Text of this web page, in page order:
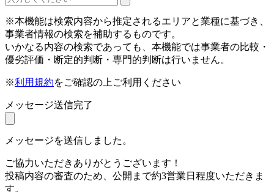
※本機能は検索内容から推定されるエリアと業種に基づき、
事業者情報の検索を補助するものです。
いかなる内容の検索であっても、本機能では事業者の比較・
優劣評価・断定的判断・専門的判断は行いません。
※利用規約をご確認の上ご利用ください
メッセージ送信完了
メッセージを送信しました。
ご協力いただきありがとうございます！
投稿内容の審査のため、公開まで約3営業日程度いただきま
す。